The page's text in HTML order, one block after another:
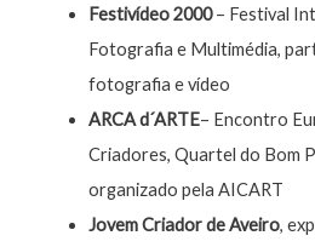
Festivídeo 2000– Festival
Fotografia e Multimédia,
fotografia e vídeo
ARCA d´ARTE– Encontro
Criadores, Quartel do Bom
organizado pela AICART
Jovem Criador de Aveiro,